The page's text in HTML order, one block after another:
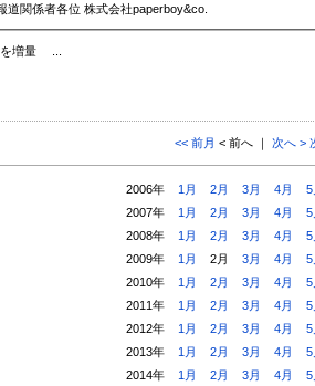
道関係者各位 株式会社paperboy&co.
株式会社
を増量 ...
<< 前月 < 前へ ｜ 次へ >
2006年 1月 2月 3月 4月 5
2007年
1月 2月 3月 4月 5
2008年
1月 2月 3月 4月 5
2009年
1月 2月 3月 4月 5
2010年
1月 2月 3月 4月 5
2011年
1月 2月 3月 4月 5
2012年
1月 2月 3月 4月 5
2013年
1月 2月 3月 4月 5
2014年
1月 2月 3月 4月 5